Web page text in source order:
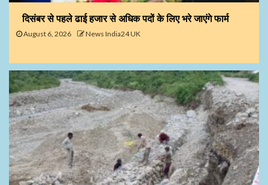
दिसंबर से पहले ढाई हजार से अधिक पदों के लिए भरे जाएंगे फार्म
August 6, 2026 News India24 UK